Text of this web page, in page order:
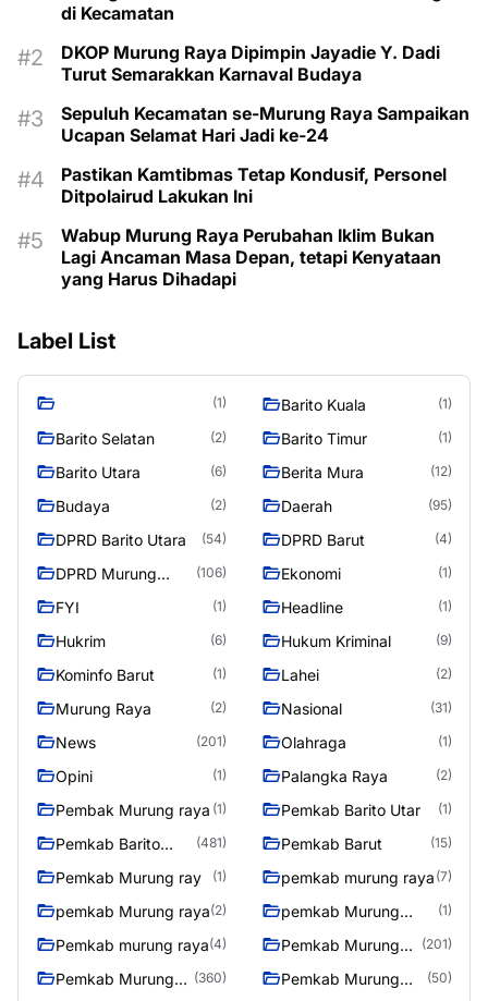
di Kecamatan
DKOP Murung Raya Dipimpin Jayadie Y. Dadi
Turut Semarakkan Karnaval Budaya
Sepuluh Kecamatan se-Murung Raya Sampaikan
Ucapan Selamat Hari Jadi ke-24
Pastikan Kamtibmas Tetap Kondusif, Personel
Ditpolairud Lakukan Ini
Wabup Murung Raya Perubahan Iklim Bukan
Lagi Ancaman Masa Depan, tetapi Kenyataan
yang Harus Dihadapi
Label List
(1) Barito Kuala (1)
Barito Selatan (2) Barito Timur (1)
Barito Utara (6) Berita Mura (12)
Budaya (2) Daerah (95)
DPRD Barito Utara (54) DPRD Barut (4)
DPRD Murung
(106) Ekonomi (1)
FYI (1) Headline (1)
Hukrim (6) Hukum Kriminal (9)
Kominfo Barut (1) Lahei (2)
Murung Raya (2) Nasional (31)
News (201) Olahraga (1)
Opini (1) Palangka Raya (2)
Pembak Murung raya (1) Pemkab Barito Utar (1)
Pemkab Barito
(481) Pemkab Barut (15)
Pemkab Murung ray (1) pemkab murung raya (7)
pemkab Murung raya(2)
pemkab Murung
(1)
Pemkab murung raya(4)
Pemkab Murung
(201)
Pemkab Murung
(360)
Pemkab Murung
(50)